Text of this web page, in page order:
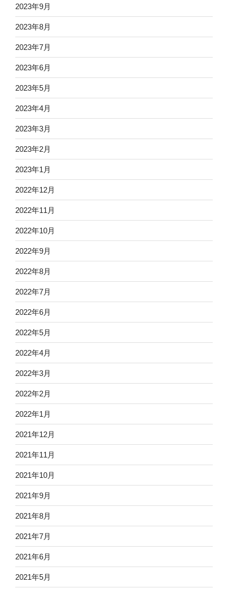
2023年9月
2023年8月
2023年7月
2023年6月
2023年5月
2023年4月
2023年3月
2023年2月
2023年1月
2022年12月
2022年11月
2022年10月
2022年9月
2022年8月
2022年7月
2022年6月
2022年5月
2022年4月
2022年3月
2022年2月
2022年1月
2021年12月
2021年11月
2021年10月
2021年9月
2021年8月
2021年7月
2021年6月
2021年5月